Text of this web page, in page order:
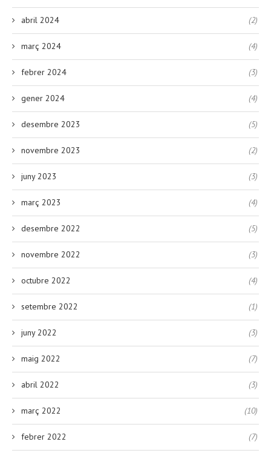
abril 2024 (2)
març 2024 (4)
febrer 2024 (3)
gener 2024 (4)
desembre 2023 (5)
novembre 2023 (2)
juny 2023 (3)
març 2023 (4)
desembre 2022 (5)
novembre 2022 (3)
octubre 2022 (4)
setembre 2022 (1)
juny 2022 (3)
maig 2022 (7)
abril 2022 (3)
març 2022 (10)
febrer 2022 (7)